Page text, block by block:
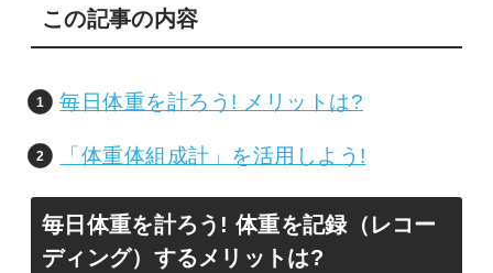
この記事の内容
毎日体重を計ろう! メリットは?
「体重体組成計」を活用しよう!
毎日体重を計ろう! 体重を記録（レコー
ディング）するメリットは?